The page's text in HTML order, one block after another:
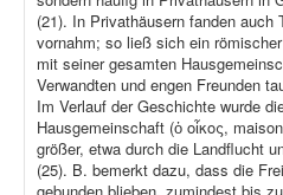
(21). In Privathäusern fanden
vornahm; so ließ sich ein
mit seiner gesamten
Verwandten und engen Freunden
Im Verlauf der Geschichte wurde
Hausgemeinschaft (ὁ οἶκος,
größer, etwa durch die Landflucht
(25). B. bemerkt dazu, dass die